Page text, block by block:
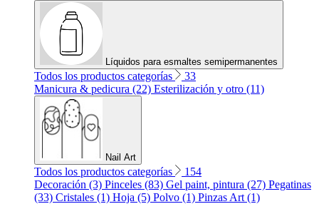
Líquidos para esmaltes semipermanentes
Todos los productos categorías
33
Manicura & pedicura (22) Esterilización y otro (11)
Nail Art
Todos los productos categorías
154
Decoración (3) Pinceles (83) Gel paint, pintura (27) Pegatinas
(33) Cristales (1) Hoja (5) Polvo (1) Pinzas Art (1)